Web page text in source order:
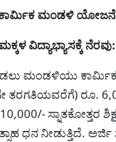
ಕಾರ್ಮಿಕ ಮಂಡಳಿ
ವಿದ್ಯಾಭ್ಯಾಸಕ್ಕೆ ನೆರವು:
ಮಂಡಳಿಯು
ತರಗತಿಯವರೆಗೆ) ರೂ.
ಧನ ನೀಡುತ್ತಿದೆ.